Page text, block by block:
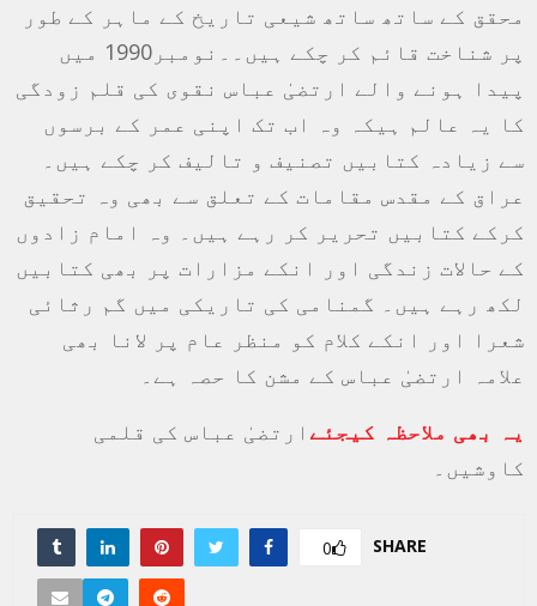
محقق کے ساتھ ساتھ شیعی تاریخ کے ماہر کے طور
پر شناخت قائم کر چکے ہیں۔۔نومبر1990 میں
پیدا ہونے والے ارتضیٰ عباس نقوی کی قلم زودگی
کا یہ عالم ہیکہ وہ اب تک اپنی عمر کے برسوں
سے زیادہ کتابیں تصنیف و تالیف کر چکے ہیں۔
عراق کے مقدس مقامات کے تعلق سے بھی وہ تحقیق
کرکے کتابیں تحریر کر رہے ہیں۔ وہ امام زادوں
کے حالات زندگی اور انکے مزارات پر بھی کتابیں
لکھ رہے ہیں۔ گمنامی کی تاریکی میں گم رثائی
شعرا اور انکے کلام کو منظر عام پر لانا بھی
علامہ ارتضیٰ عباس کے مشن کا حصہ ہے۔
یہ بھی ملاحظہ کیجئے ارتضیٰ عباس کی قلمی
کاوشیں۔
SHARE
0